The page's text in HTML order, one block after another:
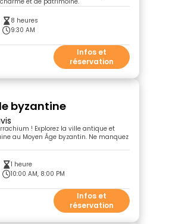
8 heures
9:30 AM
Infos et
réservation
byzantine
! Explorez la ville antique et
au Moyen Âge byzantin. Ne manquez
1 heure
10:00 AM, 8:00 PM
Infos et
réservation